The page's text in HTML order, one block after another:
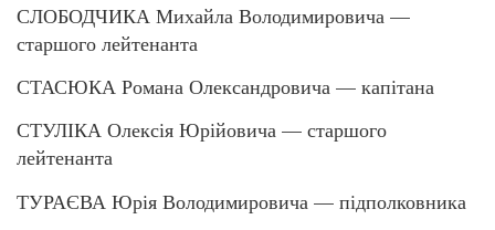
СЛОБОДЧИКА Михайла Володимировича —
старшого лейтенанта
СТАСЮКА Романа Олександровича — капітана
СТУЛІКА Олексія Юрійовича — старшого
лейтенанта
ТУРАЄВА Юрія Володимировича — підполковника